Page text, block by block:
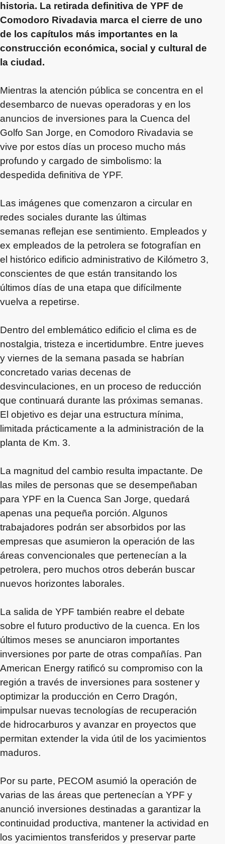
historia. La retirada definitiva de YPF de
Comodoro Rivadavia marca el cierre de uno
de los capítulos más importantes en la
construcción económica, social y cultural de
la ciudad.
Mientras la atención pública se concentra en el
desembarco de nuevas operadoras y en los
anuncios de inversiones para la Cuenca del
Golfo San Jorge, en Comodoro Rivadavia se
vive por estos días un proceso mucho más
profundo y cargado de simbolismo: la
despedida definitiva de YPF.
Las imágenes que comenzaron a circular en
redes sociales durante las últimas
semanas reflejan ese sentimiento. Empleados y
ex empleados de la petrolera se fotografían en
el histórico edificio administrativo de Kilómetro 3,
conscientes de que están transitando los
últimos días de una etapa que difícilmente
vuelva a repetirse.
Dentro del emblemático edificio el clima es de
nostalgia, tristeza e incertidumbre. Entre jueves
y viernes de la semana pasada se habrían
concretado varias decenas de
desvinculaciones, en un proceso de reducción
que continuará durante las próximas semanas.
El objetivo es dejar una estructura mínima,
limitada prácticamente a la administración de la
planta de Km. 3.
La magnitud del cambio resulta impactante. De
las miles de personas que se desempeñaban
para YPF en la Cuenca San Jorge, quedará
apenas una pequeña porción. Algunos
trabajadores podrán ser absorbidos por las
empresas que asumieron la operación de las
áreas convencionales que pertenecían a la
petrolera, pero muchos otros deberán buscar
nuevos horizontes laborales.
La salida de YPF también reabre el debate
sobre el futuro productivo de la cuenca. En los
últimos meses se anunciaron importantes
inversiones por parte de otras compañías. Pan
American Energy ratificó su compromiso con la
región a través de inversiones para sostener y
optimizar la producción en Cerro Dragón,
impulsar nuevas tecnologías de recuperación
de hidrocarburos y avanzar en proyectos que
permitan extender la vida útil de los yacimientos
maduros.
Por su parte, PECOM asumió la operación de
varias de las áreas que pertenecían a YPF y
anunció inversiones destinadas a garantizar la
continuidad productiva, mantener la actividad en
los yacimientos transferidos y preservar parte